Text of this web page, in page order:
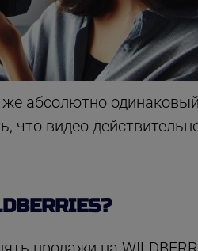
абсолютно
что видео